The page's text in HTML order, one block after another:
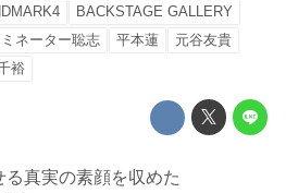
BACKSTAGE GALLERY
ネーター聡志 平本蓮
元谷友貴
裕
真実の素顔を収めた